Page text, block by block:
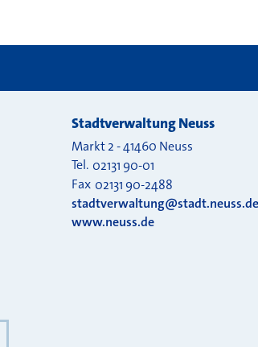
Stadtverwaltung Neuss
Markt 2-41460 Neuss
Tel. 02131 90-01
Fax 02131 90-2488
stadtverwaltung@stadt.neuss.de
www.neuss.de